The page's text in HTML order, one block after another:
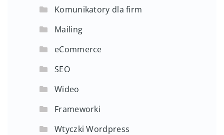
Komunikatory dla firm
Mailing
eCommerce
SEO
Wideo
Frameworki
Wtyczki Wordpress